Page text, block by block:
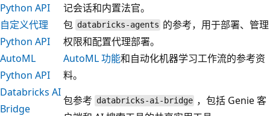
Python API
记会话和内置法官。
自定义代理
Python API
包 databricks-agents 的参考，用于部署、管理
权限和配置代理部署。
AutoML
Python API
AutoML 功能和自动化机器学习工作流的参考资
料。
Databricks AI
Bridge
包参考 databricks-ai-bridge ，包括 Genie 客